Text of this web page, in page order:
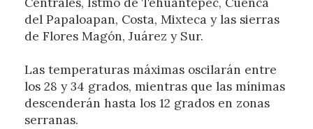
del Papaloapan, Costa, Mixteca y las sierras
de Flores Magón, Juárez y Sur.
Las temperaturas máximas oscilarán entre
los 28 y 34 grados, mientras que las mínimas
descenderán hasta los 12 grados en zonas
serranas.